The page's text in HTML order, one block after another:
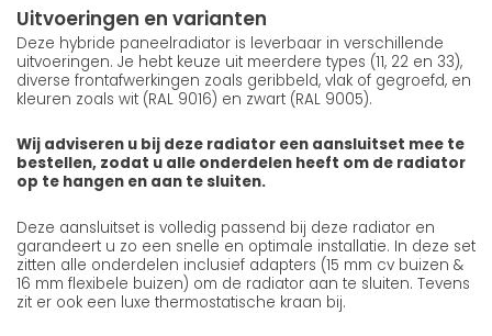
Uitvoeringen en varianten
Deze hybride paneelradiator is leverbaar in verschillende
uitvoeringen. Je hebt keuze uit meerdere types (11, 22 en 33),
diverse frontafwerkingen zoals geribbeld, vlak of gegroefd, en
kleuren zoals wit (RAL 9016) en zwart (RAL 9005).
Wij adviseren u bij deze radiator een aansluitset mee te
bestellen, zodat u alle onderdelen heeft om de radiator
op te hangen en aan te sluiten.
Deze aansluitset is volledig passend bij deze radiator en
garandeert u zo een snelle en optimale installatie. In deze set
zitten alle onderdelen inclusief adapters (15 mm cv buizen &
16 mm flexibele buizen) om de radiator aan te sluiten. Tevens
zit er ook een luxe thermostatische kraan bij.